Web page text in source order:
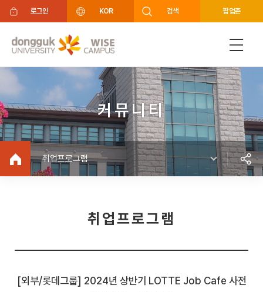
주메뉴 바로가기
푸터 바로가기
로그인 KOR 검색 팝업존
커뮤니티
취업프로그램
취업프로그램
[외부/롯데그룹] 2024년 상반기 LOTTE Job Cafe 사전